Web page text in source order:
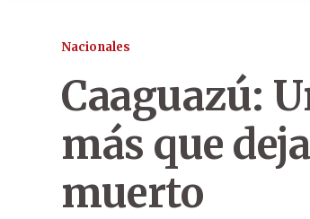
Nacionales
Caaguazú:
más que
muerto